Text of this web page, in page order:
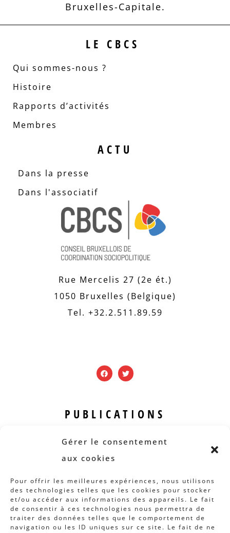
Gérer le consentement
aux cookies
Pour offrir les meilleures expériences, nous utilisons
des technologies telles que les cookies pour stocker
et/ou accéder aux informations des appareils. Le fait
de consentir à ces technologies nous permettra de
traiter des données telles que le comportement de
navigation ou les ID uniques sur ce site. Le fait de ne
Bruxelles-Capitale.
LE CBCS
Qui sommes-nous ?
Histoire
Rapports d’activités
Membres
ACTU
Dans la presse
Dans l'associatif
Rue Mercelis 27 (2e ét.)
1050 Bruxelles (Belgique)
Tel. +32.2.511.89.59
PUBLICATIONS
Revue B.I.S.
Rapports et analyses
Articles
AUTRES INFOS
Actions